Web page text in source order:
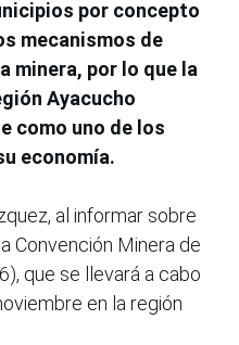
por concepto
mecanismos de
minera, por lo que la
Ayacucho
como uno de los
economía.
al informar sobre
Convención Minera de
que se llevará a cabo
en la región